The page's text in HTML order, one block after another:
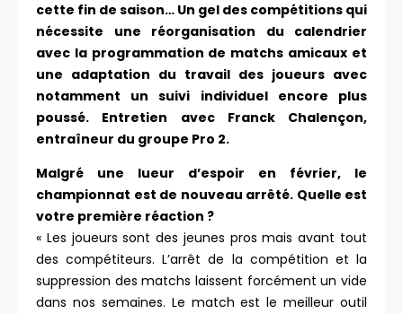
cette fin de saison… Un gel des compétitions qui
nécessite une réorganisation du calendrier
avec la programmation de matchs amicaux et
une adaptation du travail des joueurs avec
notamment un suivi individuel encore plus
poussé. Entretien avec Franck Chalençon,
entraîneur du groupe Pro 2.
Malgré une lueur d’espoir en février, le
championnat est de nouveau arrêté. Quelle est
votre première réaction ?
« Les joueurs sont des jeunes pros mais avant tout
des compétiteurs. L’arrêt de la compétition et la
suppression des matchs laissent forcément un vide
dans nos semaines. Le match est le meilleur outil